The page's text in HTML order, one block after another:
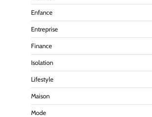
Enfance
Entreprise
Finance
Isolation
Lifestyle
Maison
Mode